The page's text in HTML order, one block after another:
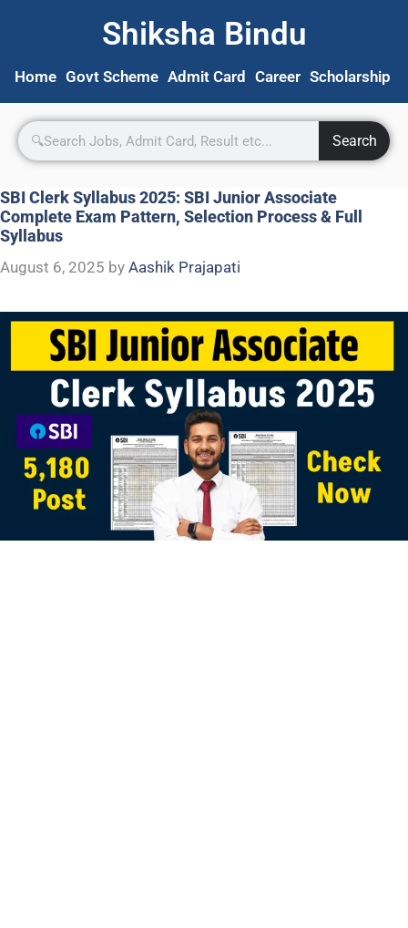
Shiksha Bindu
Home Govt Scheme Admit Card Career Scholarship
Search
SBI Clerk Syllabus 2025: SBI Junior Associate
Complete Exam Pattern, Selection Process & Full
Syllabus
August 6, 2025 by Aashik Prajapati